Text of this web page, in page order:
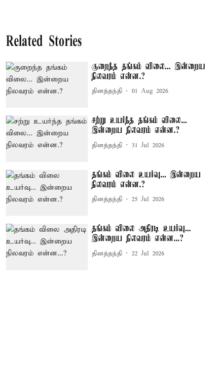
Related Stories
குறைந்த தங்கம் விலை... இன்றைய
நிலவரம் என்ன.?
தினத்தந்தி 01 Aug 2026
சற்று உயர்ந்த தங்கம் விலை...
இன்றைய நிலவரம் என்ன.?
தினத்தந்தி 31 Jul 2026
தங்கம் விலை உயர்வு... இன்றைய
நிலவரம் என்ன.?
தினத்தந்தி 25 Jul 2026
தங்கம் விலை அதிரடி உயர்வு...
இன்றைய நிலவரம் என்ன...?
தினத்தந்தி 22 Jul 2026